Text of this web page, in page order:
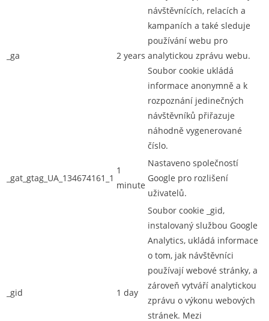
_ga 2 years
návštěvnících, relacích a
kampaních a také sleduje
používání webu pro
analytickou zprávu webu.
Soubor cookie ukládá
informace anonymně a k
rozpoznání jedinečných
návštěvníků přiřazuje
náhodně vygenerované
číslo.
_gat_gtag_UA_134674161_1
1
minute
Nastaveno společností
Google pro rozlišení
uživatelů.
_gid 1 day
Soubor cookie _gid,
instalovaný službou Google
Analytics, ukládá informace
o tom, jak návštěvníci
používají webové stránky, a
zároveň vytváří analytickou
zprávu o výkonu webových
stránek. Mezi